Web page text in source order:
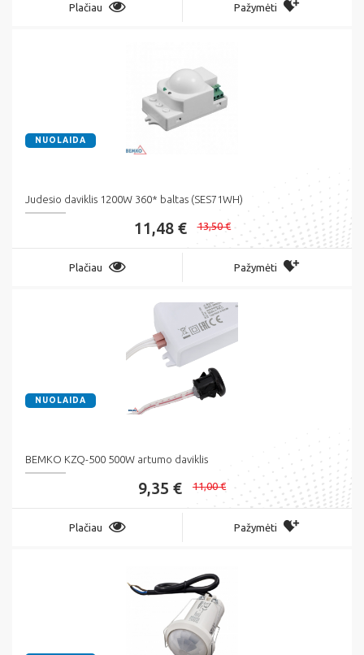
Plačiau Pažymėti
NUOLAIDA
Judesio daviklis 1200W 360* baltas (SES71WH)
11,48 € 13,50 €
Plačiau Pažymėti
NUOLAIDA
BEMKO KZQ-500 500W artumo daviklis
9,35 € 11,00 €
Plačiau Pažymėti